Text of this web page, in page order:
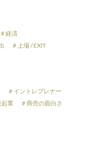
＃経済
＃上場 / EXIT
＃イントレプレナー
起業
＃商売の面白さ